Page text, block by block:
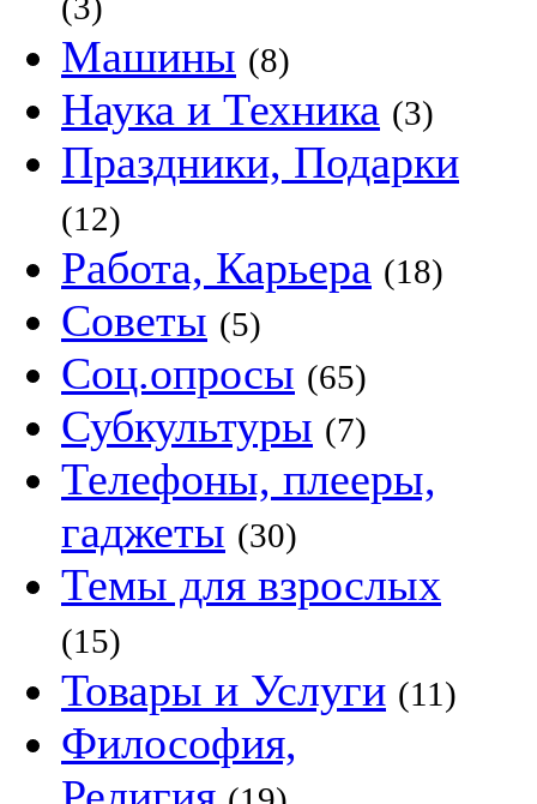
Машины (8)
Наука и Техника (3)
Праздники, Подарки
(12)
Работа, Карьера (18)
Советы (5)
Соц.опросы (65)
Субкультуры (7)
Телефоны, плееры,
гаджеты (30)
Темы для взрослых
(15)
Товары и Услуги (11)
Философия,